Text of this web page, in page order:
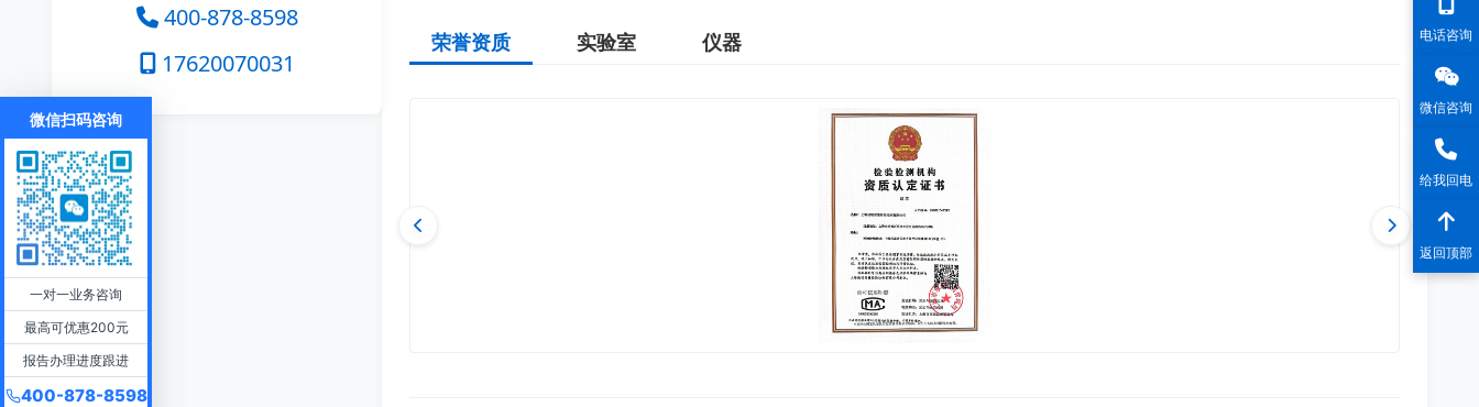
荣誉资质 实验室 仪器
400-878-8598
17620070031
电话咨询
微信咨询
给我回电
返回顶部
微信扫码咨询
一对一业务咨询
最高可优惠200元
报告办理进度跟进
400-878-8598